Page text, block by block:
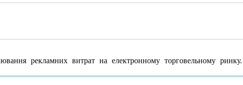
рекламних витрат на електронному торговельному ринку.